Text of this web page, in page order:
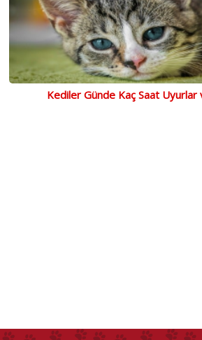
Kediler Günde Kaç Saat Uyurlar